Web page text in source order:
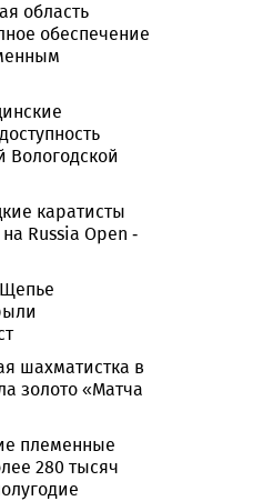
область
обеспечение
каратисты
Russia Open -
шахматистка в
золото «Матча
племенные
280 тысяч